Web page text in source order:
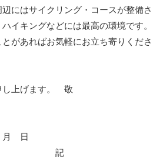
にはサイクリング・コースが整備さ
イキングなどには最高の環境です。
があればお気軽にお立ち寄りくださ
し上げます。 敬
日